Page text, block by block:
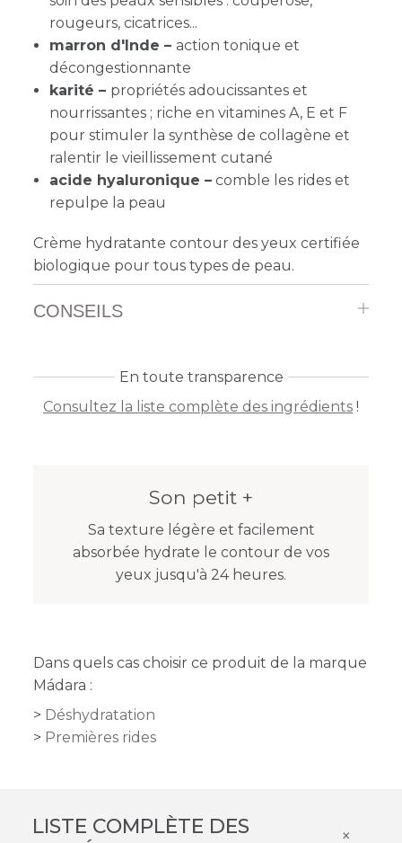
rougeurs, cicatrices...
marron d'Inde – action tonique et
décongestionnante
karité – propriétés adoucissantes et
nourrissantes ; riche en vitamines A, E et F
pour stimuler la synthèse de collagène et
ralentir le vieillissement cutané
acide hyaluronique – comble les rides et
repulpe la peau
Crème hydratante contour des yeux certifiée
biologique pour tous types de peau.
CONSEILS
En toute transparence
Consultez la liste complète des ingrédients !
Son petit +
Sa texture légère et facilement
absorbée hydrate le contour de vos
yeux jusqu'à 24 heures.
Dans quels cas choisir ce produit de la marque
Mádara :
Déshydratation
Premières rides
LISTE COMPLÈTE DES
×